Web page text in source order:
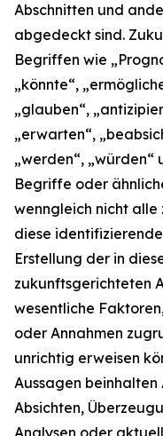
Abschnitten und
abgedeckt sind.
Begriffen wie
„könnte“,
„glauben“,
„erwarten“,
„werden“, „würden“
Begriffe oder
wenngleich nicht
diese
Erstellung der in
zukunftsgerichteten
wesentliche
oder Annahmen
unrichtig erweisen
Aussagen beinhalten
Absichten,
Analysen oder